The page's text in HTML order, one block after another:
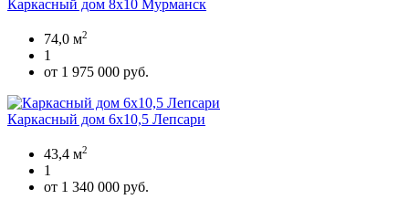
Каркасный дом 8х10 Мурманск
74,0 м2
1
от 1 975 000 руб.
Каркасный дом 6х10,5 Лепсари
43,4 м2
1
от 1 340 000 руб.